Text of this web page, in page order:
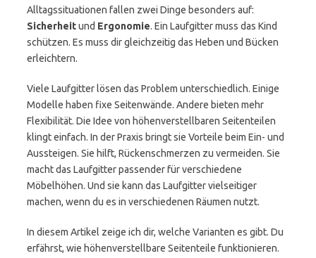
Alltagssituationen fallen zwei Dinge besonders auf:
Sicherheitund Ergonomie. Ein Laufgitter muss das Kind
schützen. Es muss dir gleichzeitig das Heben und Bücken
erleichtern.
Viele Laufgitter lösen das Problem unterschiedlich. Einige
Modelle haben fixe Seitenwände. Andere bieten mehr
Flexibilität. Die Idee von höhenverstellbaren Seitenteilen
klingt einfach. In der Praxis bringt sie Vorteile beim Ein- und
Aussteigen. Sie hilft, Rückenschmerzen zu vermeiden. Sie
macht das Laufgitter passender für verschiedene
Möbelhöhen. Und sie kann das Laufgitter vielseitiger
machen, wenn du es in verschiedenen Räumen nutzt.
In diesem Artikel zeige ich dir, welche Varianten es gibt. Du
erfährst, wie höhenverstellbare Seitenteile funktionieren.